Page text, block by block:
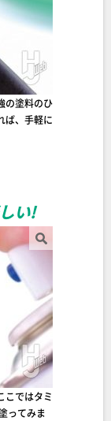
の塗料のひ
ば、手軽に
い!
こではタミ
ってみま